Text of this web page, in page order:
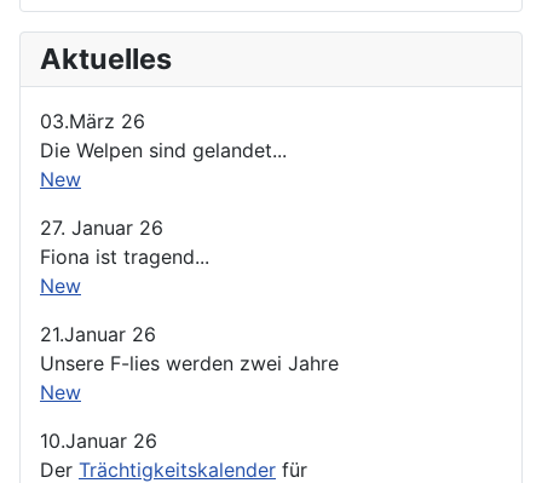
Aktuelles
03.März 26
Die Welpen sind gelandet...
New
27. Januar 26
Fiona ist tragend...
New
21.Januar 26
Unsere F-lies werden zwei Jahre
New
10.Januar 26
Der Trächtigkeitskalender für